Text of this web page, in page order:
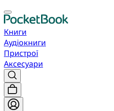
Книги
Аудіокниги
Пристрої
Аксесуари